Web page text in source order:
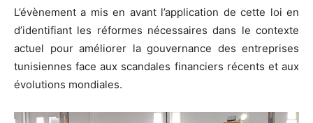
L’évènement a mis en avant l’application de cette loi en
d’identifiant les réformes nécessaires dans le contexte
actuel pour améliorer la gouvernance des entreprises
tunisiennes face aux scandales financiers récents et aux
évolutions mondiales.